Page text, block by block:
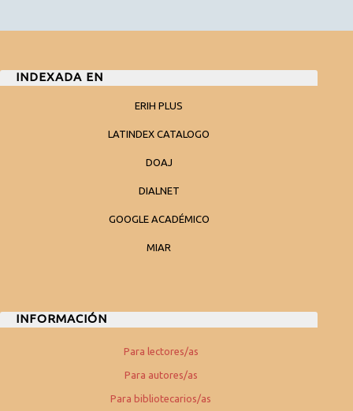
INDEXADA EN
ERIH PLUS
LATINDEX CATALOGO
DOAJ
DIALNET
GOOGLE ACADÉMICO
MIAR
INFORMACIÓN
Para lectores/as
Para autores/as
Para bibliotecarios/as